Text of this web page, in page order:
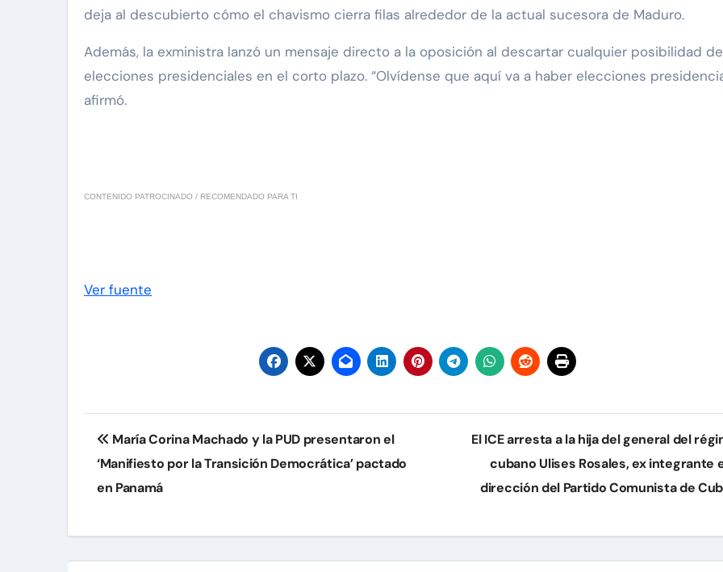
deja al descubierto cómo el chavismo cierra filas alrededor de la actual sucesora de Maduro.
Además, la exministra lanzó un mensaje directo a la oposición al descartar cualquier posibilidad de
elecciones presidenciales en el corto plazo. “Olvídense que aquí va a haber elecciones
afirmó.
CONTENIDO PATROCINADO / RECOMENDADO PARA TI
Ver fuente
Navegación
de
entradas
María Corina Machado y la PUD presentaron el
‘Manifiesto por la Transición Democrática’ pactado
en Panamá
El ICE arresta a la hija del general del
cubano Ulises Rosales, ex integrante
dirección del Partido Comunista de